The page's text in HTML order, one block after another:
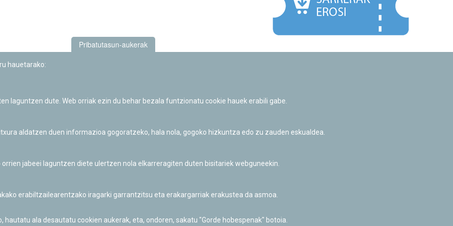
Informazio publikoa eskatzeko baimena
Pribatutasun-aukerak
hauetarako:
laguntzen dute. Web orriak ezin du behar bezala funtzionatu cookie hauek erabili gabe.
aldatzen duen informazioa gogoratzeko, hala nola, gogoko hizkuntza edo zu zauden eskualdea.
jabeei laguntzen diete ulertzen nola elkarreragiten duten bisitariek webguneekin.
erabiltzailearentzako iragarki garrantzitsu eta erakargarriak erakustea da asmoa.
ala desautatu cookien aukerak, eta, ondoren, sakatu "Gorde hobespenak" botoia.